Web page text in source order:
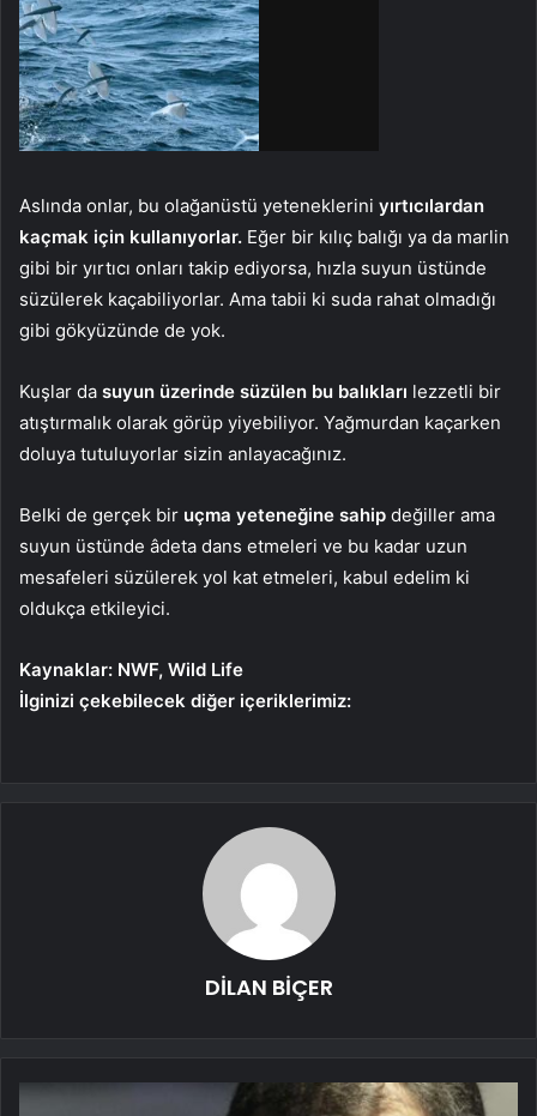
Aslında onlar, bu olağanüstü yeteneklerini yırtıcılardan
kaçmak için kullanıyorlar. Eğer bir kılıç balığı ya da marlin
gibi bir yırtıcı onları takip ediyorsa, hızla suyun üstünde
süzülerek kaçabiliyorlar. Ama tabii ki suda rahat olmadığı
gibi gökyüzünde de yok.
Kuşlar da suyun üzerinde süzülen bu balıkları lezzetli bir
atıştırmalık olarak görüp yiyebiliyor. Yağmurdan kaçarken
doluya tutuluyorlar sizin anlayacağınız.
Belki de gerçek bir uçma yeteneğine sahip değiller ama
suyun üstünde âdeta dans etmeleri ve bu kadar uzun
mesafeleri süzülerek yol kat etmeleri, kabul edelim ki
oldukça etkileyici.
Kaynaklar: NWF, Wild Life
İlginizi çekebilecek diğer içeriklerimiz:
DİLAN BİÇER